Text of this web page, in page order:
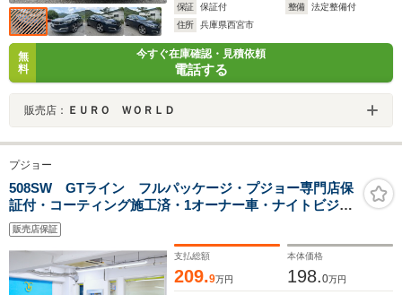
保証
保証付 整備
法定整備付
住所
兵庫県西宮市
無
料
今すぐ在庫確認・見積依頼
電話する
販売店： ＥＵＲＯ ＷＯＲＬＤ
プジョー
508SW GTライン フルパッケージ・プジョー専門店保
証付・コーティング施工済・1オーナー車・ナイトビジョ
ン・純正ナビ・TV・バックカメラ・LEDヘッドライト・
フルパークアシスト&360度ビジョン・パノラミックサン
ルーフ
販売店保証
支払総額
209.9万円
本体価格
198.0万円